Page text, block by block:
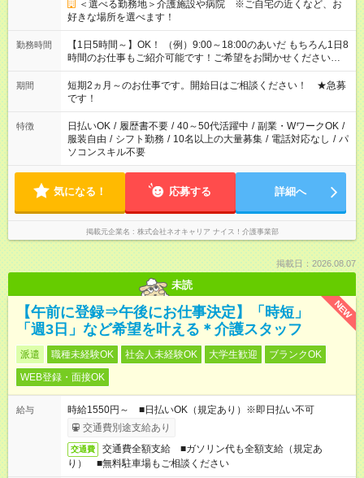
＜選べる勤務地＞介護施設や病院 ※ご自宅の近くなど、お
好きな場所を選べます！
勤務時間
【1日5時間～】OK！ （例）9:00～18:00のあいだ もちろん1日8
時間のお仕事もご紹介可能です！ご希望をお聞かせください！
その他の時間帯もあなたのライフスタイルに合わせて お選びい
ただけます！ 【シフト固定もOK】★家庭の都合でお休みが必要
な場合も遠慮なくご相談ください。 ※週最低15時間以上の勤務
が必要です
期間
短期2ヵ月～のお仕事です。開始日はご相談ください！ ★急募
です！
特徴 日払いOK / 履歴書不要 / 40～50代活躍中 / 副業・WワークOK /
服装自由 / シフト勤務 / 10名以上の大量募集 / 電話対応なし / パ
ソコンスキル不要
気になる！ 応募する 詳細へ
掲載元企業名 株式会社ネオキャリア ナイス！介護事業部
掲載日：2026.08.07
未読
NEW
【午前に登録⇒午後にお仕事決定】「時短」
「週3日」など希望を叶える＊介護スタッフ
派遣 職種未経験OK 社会人未経験OK 大学生歓迎
ブランクOK
WEB登録・面接OK
給与
時給1550円～ ■日払いOK（規定あり）※即日払い不可
交通費別途支給あり
交通費
交通費全額支給 ■ガソリン代も全額支給（規定あ
り） ■無料駐車場もご相談ください